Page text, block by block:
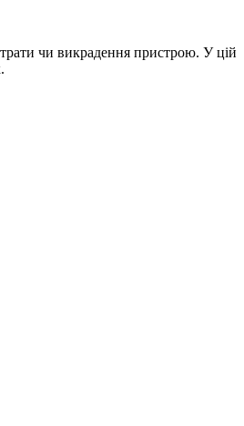
чи викрадення пристрою. У цій